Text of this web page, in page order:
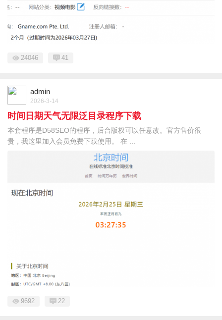
24046 41
admin
2026-3-14
时间日期天气无限泛目录程序下载
本套程序是D58SEO的程序，后台版权可以任意改。官方售价很
贵，我这里加入会员免费下载使用。 在 ...
9692 22